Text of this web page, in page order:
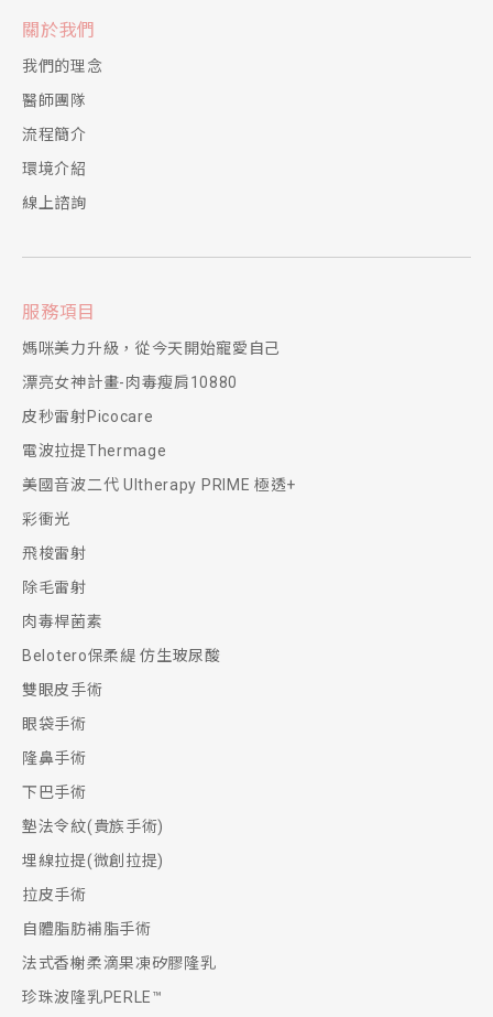
關於我們
我們的理念
醫師團隊
流程簡介
環境介紹
線上諮詢
服務項目
媽咪美力升級，從今天開始寵愛自己
漂亮女神計畫-肉毒瘦肩10880
皮秒雷射Picocare
電波拉提Thermage
美國音波二代 Ultherapy PRIME 極透+
彩衝光
飛梭雷射
除毛雷射
肉毒桿菌素
Belotero保柔緹 仿生玻尿酸
雙眼皮手術
眼袋手術
隆鼻手術
下巴手術
墊法令紋(貴族手術)
埋線拉提(微創拉提)
拉皮手術
自體脂肪補脂手術
法式香榭柔滴果凍矽膠隆乳
珍珠波隆乳PERLE™